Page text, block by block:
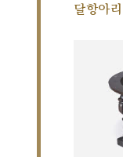
달항아리